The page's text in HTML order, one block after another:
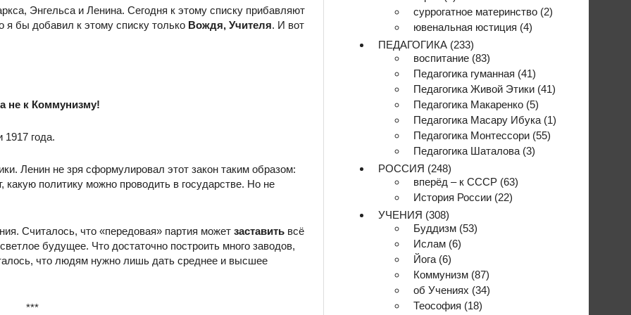
Энгельса и Ленина. Сегодня к этому списку прибавляют
я бы добавил к этому списку только Вождя, Учителя. И вот
не к Коммунизму!
года.
Ленин не зря сформулировал этот закон таким образом:
какую политику можно проводить в государстве. Но не
Считалось, что «передовая» партия может заставить всё
будущее. Что достаточно построить много заводов,
что людям нужно лишь дать среднее и высшее
***
суррогатное материнство (2)
ювенальная юстиция (4)
ПЕДАГОГИКА (233)
воспитание (83)
Педагогика гуманная (41)
Педагогика Живой Этики (41)
Педагогика Макаренко (5)
Педагогика Масару Ибука (1)
Педагогика Монтессори (55)
Педагогика Шаталова (3)
РОССИЯ (248)
вперёд – к СССР (63)
История России (22)
УЧЕНИЯ (308)
Буддизм (53)
Ислам (6)
Йога (6)
Коммунизм (87)
об Учениях (34)
Теософия (18)